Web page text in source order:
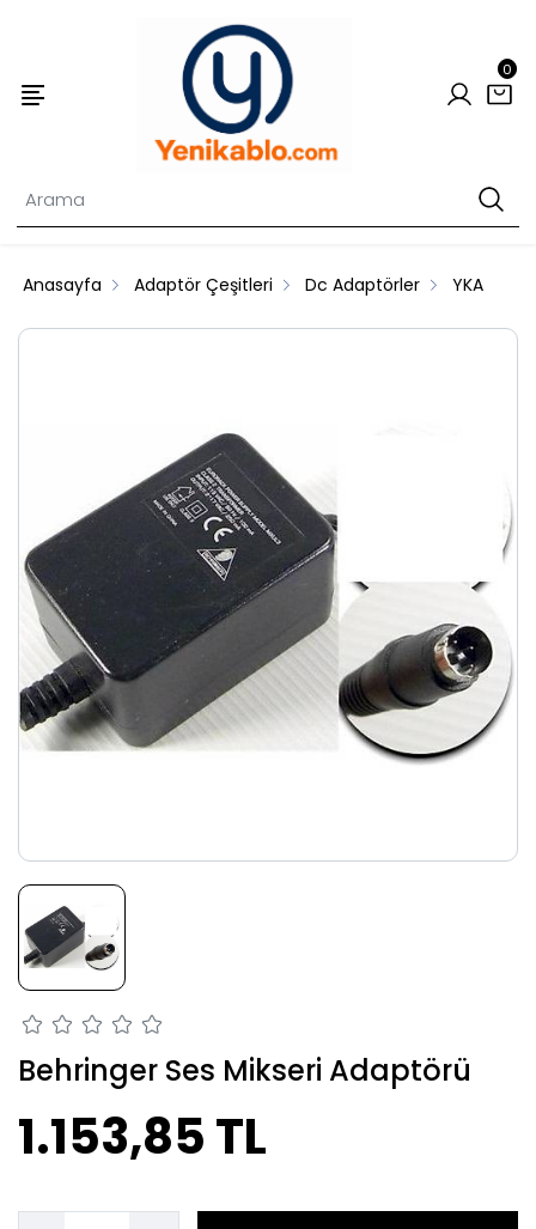
0
Anasayfa Adaptör Çeşitleri Dc Adaptörler YKA
Behringer Ses Mikseri Adaptörü
1.153,85 TL